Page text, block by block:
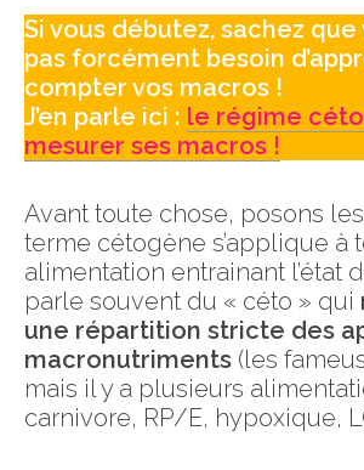
Si vous débutez, sachez que
pas forcément besoin
compter vos macros !
J’en parle ici : le régime
mesurer ses macros !
Avant toute chose, posons
terme cétogène s’applique à
alimentation entrainant l’état
parle souvent du « céto » qui
une répartition stricte des
macronutriments (les
mais il y a plusieurs
carnivore, RP/E, hypoxique,